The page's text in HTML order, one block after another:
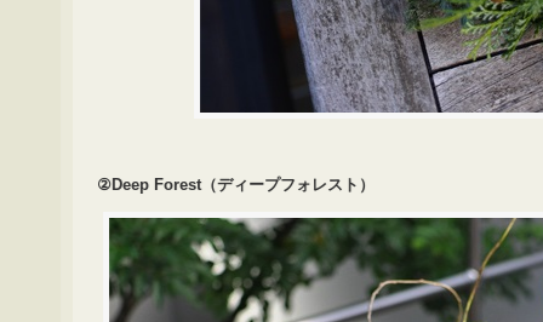
②Deep Forest（ディープフォレスト）